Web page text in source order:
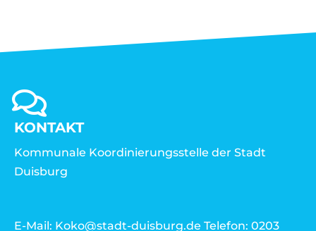
KONTAKT
Kommunale Koordinierungsstelle der Stadt
Duisburg
E-Mail: Koko@stadt-duisburg.de Telefon: 0203